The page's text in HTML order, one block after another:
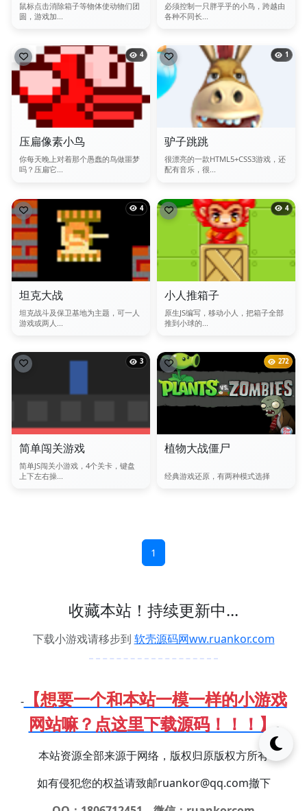
鼠标点击消除箱子等物体使动物们团
圆，游戏加...
必须控制一只胖乎乎的小鸟，跨越由
各种不同长...
4
压扁像素小鸟
你每天晚上对着那个愚蠢的鸟做噩梦
吗？压扁它...
1
驴子跳跳
很漂亮的一款HTML5+CSS3游戏，还
配有音乐，很...
4
坦克大战
坦克战斗及保卫基地为主题，可一人
游戏或两人...
4
小人推箱子
原生JS编写，移动小人，把箱子全部
推到小球的...
3
简单闯关游戏
简单JS闯关小游戏，4个关卡，键盘
上下左右操...
272
植物大战僵尸
经典游戏还原，有两种模式选择
1
收藏本站！持续更新中...
下载小游戏请移步到 软壳源码网ww.ruankor.com
-【想要一个和本站一模一样的小游戏
网站嘛？点这里下载源码！！！】
-
本站资源全部来源于网络，版权归原版权方所有
如有侵犯您的权益请致邮ruankor@qq.com撤下